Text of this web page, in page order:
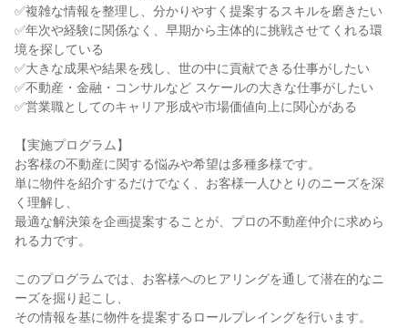
✅複雑な情報を整理し、分かりやすく提案するスキルを磨きたい
✅年次や経験に関係なく、早期から主体的に挑戦させてくれる環
境を探している
✅大きな成果や結果を残し、世の中に貢献できる仕事がしたい
✅不動産・金融・コンサルなど スケールの大きな仕事がしたい
✅営業職としてのキャリア形成や市場価値向上に関心がある
【実施プログラム】
お客様の不動産に関する悩みや希望は多種多様です。
単に物件を紹介するだけでなく、お客様一人ひとりのニーズを深
く理解し、
最適な解決策を企画提案することが、プロの不動産仲介に求めら
れる力です。
このプログラムでは、お客様へのヒアリングを通して潜在的なニ
ーズを掘り起こし、
その情報を基に物件を提案するロールプレイングを行います。